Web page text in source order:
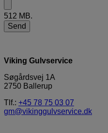
512 MB.
Viking Gulvservice
Søgårdsvej 1A
2750 Ballerup​
Tlf.: +45 78 75 03 07
gm@vikinggulvservice.dk